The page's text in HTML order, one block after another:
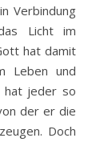
Verbindung
Licht im
hat damit
Leben und
hat jeder so
der er die
Doch